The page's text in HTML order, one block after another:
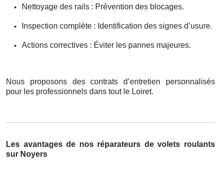
Nettoyage des rails : Prévention des blocages.
Inspection complète : Identification des signes d’usure.
Actions correctives : Éviter les pannes majeures.
Nous proposons des contrats d’entretien personnalisés
pour les professionnels dans tout le Loiret.
Les avantages de nos réparateurs de volets roulants
sur Noyers